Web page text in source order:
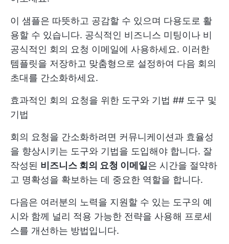
이 샘플은 따뜻하고 공감할 수 있으며 다용도로 활
용할 수 있습니다. 공식적인 비즈니스 미팅이나 비
공식적인 회의 요청 이메일에 사용하세요. 이러한
템플릿을 저장하고 맞춤형으로 설정하여 다음 회의
초대를 간소화하세요.
효과적인 회의 요청을 위한 도구와 기법 ## 도구 및
기법
회의 요청을 간소화하려면 커뮤니케이션과 효율성
을 향상시키는 도구와 기법을 도입해야 합니다. 잘
작성된 비즈니스 회의 요청 이메일은 시간을 절약하
고 명확성을 확보하는 데 중요한 역할을 합니다.
다음은 여러분의 노력을 지원할 수 있는 도구의 예
시와 함께 널리 적용 가능한 전략을 사용해 프로세
스를 개선하는 방법입니다.